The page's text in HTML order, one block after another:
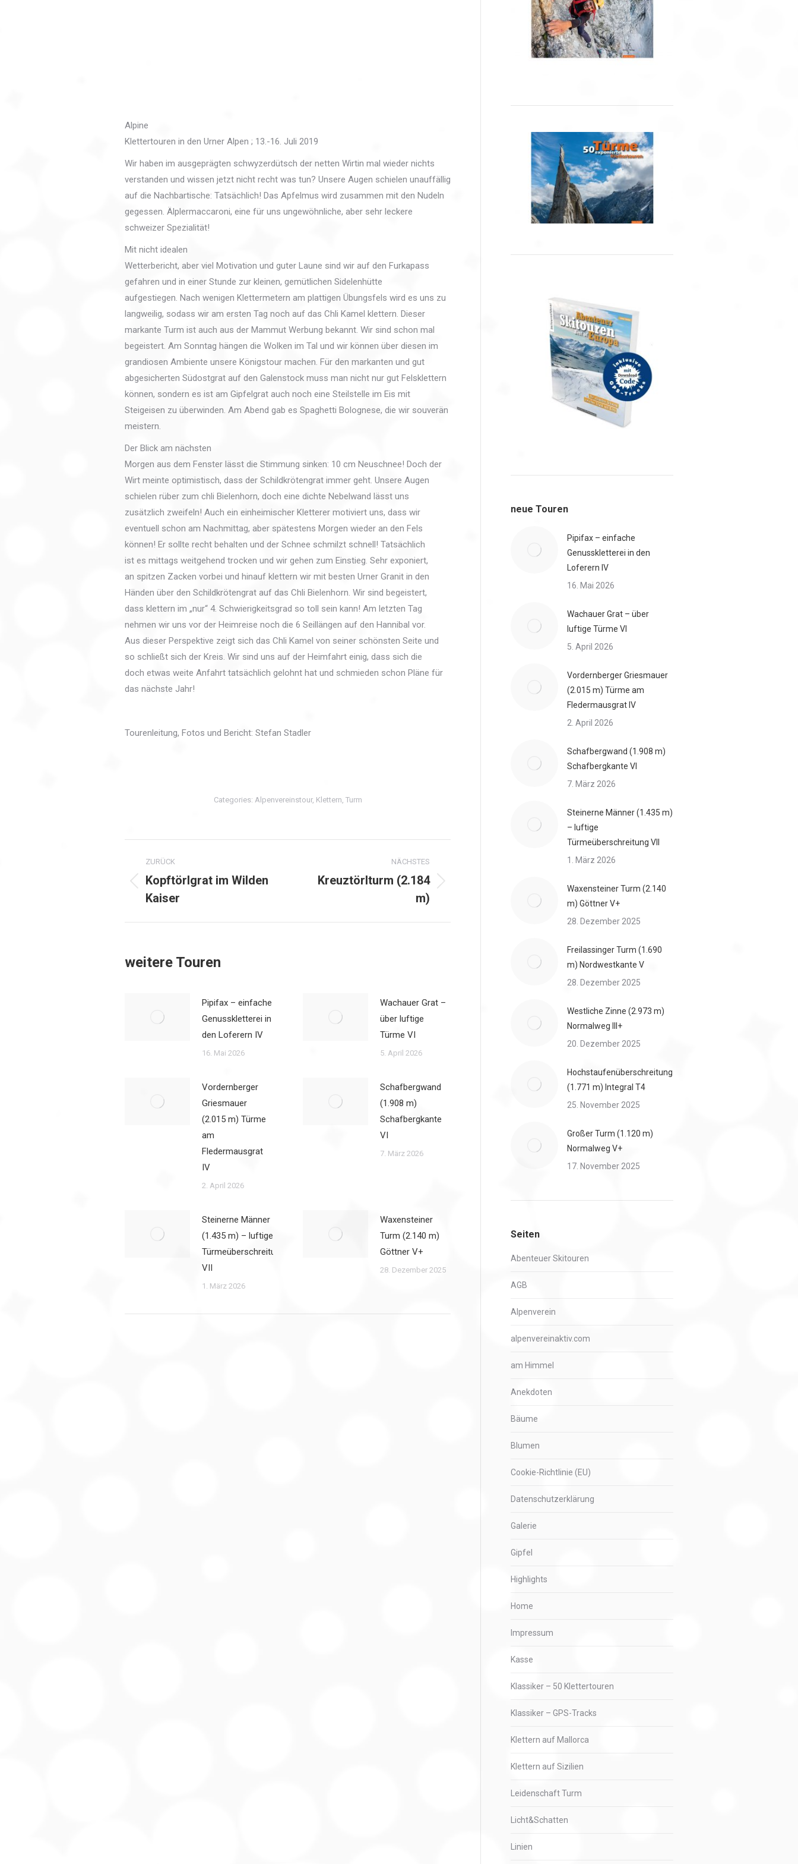
Alpine
Klettertouren in den Urner Alpen ; 13.-16. Juli 2019
Wir haben im ausgeprägten schwyzerdütsch der netten Wirtin mal wieder nichts
verstanden und wissen jetzt nicht recht was tun? Unsere Augen schielen unauffällig
auf die Nachbartische: Tatsächlich! Das Apfelmus wird zusammen mit den Nudeln
gegessen. Älplermaccaroni, eine für uns ungewöhnliche, aber sehr leckere
schweizer Spezialität!
Mit nicht idealen
Wetterbericht, aber viel Motivation und guter Laune sind wir auf den Furkapass
gefahren und in einer Stunde zur kleinen, gemütlichen Sidelenhütte
aufgestiegen. Nach wenigen Klettermetern am plattigen Übungsfels wird es uns zu
langweilig, sodass wir am ersten Tag noch auf das Chli Kamel klettern. Dieser
markante Turm ist auch aus der Mammut Werbung bekannt. Wir sind schon mal
begeistert. Am Sonntag hängen die Wolken im Tal und wir können über diesen im
grandiosen Ambiente unsere Königstour machen. Für den markanten und gut
abgesicherten Südostgrat auf den Galenstock muss man nicht nur gut Felsklettern
können, sondern es ist am Gipfelgrat auch noch eine Steilstelle im Eis mit
Steigeisen zu überwinden. Am Abend gab es Spaghetti Bolognese, die wir souverän
meistern.
Der Blick am nächsten
Morgen aus dem Fenster lässt die Stimmung sinken: 10 cm Neuschnee! Doch der
Wirt meinte optimistisch, dass der Schildkrötengrat immer geht. Unsere Augen
schielen rüber zum chli Bielenhorn, doch eine dichte Nebelwand lässt uns
zusätzlich zweifeln! Auch ein einheimischer Kletterer motiviert uns, dass wir
eventuell schon am Nachmittag, aber spätestens Morgen wieder an den Fels
können! Er sollte recht behalten und der Schnee schmilzt schnell! Tatsächlich
ist es mittags weitgehend trocken und wir gehen zum Einstieg. Sehr exponiert,
an spitzen Zacken vorbei und hinauf klettern wir mit besten Urner Granit in den
Händen über den Schildkrötengrat auf das Chli Bielenhorn. Wir sind begeistert,
dass klettern im „nur“ 4. Schwierigkeitsgrad so toll sein kann! Am letzten Tag
nehmen wir uns vor der Heimreise noch die 6 Seillängen auf den Hannibal vor.
Aus dieser Perspektive zeigt sich das Chli Kamel von seiner schönsten Seite und
so schließt sich der Kreis. Wir sind uns auf der Heimfahrt einig, dass sich die
doch etwas weite Anfahrt tatsächlich gelohnt hat und schmieden schon Pläne für
das nächste Jahr!
Tourenleitung, Fotos und Bericht: Stefan Stadler
Categories: Alpenvereinstour, Klettern Turm
Kommentarnavigation
ZURÜCK
Vorheriger
Beitrag:
Kopftörlgrat im Wilden
Kaiser
NÄCHSTES
Nächster
Kreuztörlturm (2.184
m)
weitere Touren
Pipifax – einfache
Genusskletterei in
den Loferern IV
16. Mai 2026
Wachauer Grat –
über luftige
Türme VI
5. April 2026
Vordernberger
Griesmauer
(2.015 m) Türme
am
Fledermausgrat
IV
2. April 2026
Schafbergwand
(1.908 m)
Schafbergkante
VI
7. März 2026
Steinerne Männer
(1.435 m) – luftige
Türmeüberschreitung
VII
1. März 2026
Waxensteiner
Turm (2.140 m)
Göttner V+
28. Dezember 2025
neue Touren
Pipifax – einfache
Genusskletterei in den
Loferern IV
16. Mai 2026
Wachauer Grat – über
luftige Türme VI
5. April 2026
Vordernberger Griesmauer
(2.015 m) Türme am
Fledermausgrat IV
2. April 2026
Schafbergwand (1.908 m)
Schafbergkante VI
7. März 2026
Steinerne Männer (1.435 m)
– luftige
Türmeüberschreitung VII
1. März 2026
Waxensteiner Turm (2.140
m) Göttner V+
28. Dezember 2025
Freilassinger Turm (1.690
m) Nordwestkante V
28. Dezember 2025
Westliche Zinne (2.973 m)
Normalweg III+
20. Dezember 2025
Hochstaufenüberschreitung
(1.771 m) Integral T4
25. November 2025
Großer Turm (1.120 m)
Normalweg V+
17. November 2025
Seiten
Abenteuer Skitouren
AGB
Alpenverein
alpenvereinaktiv.com
am Himmel
Anekdoten
Bäume
Blumen
Cookie-Richtlinie (EU)
Datenschutzerklärung
Galerie
Gipfel
Highlights
Home
Impressum
Kasse
Klassiker – 50 Klettertouren
Klassiker – GPS-Tracks
Klettern auf Mallorca
Klettern auf Sizilien
Leidenschaft Turm
Licht&Schatten
Linien